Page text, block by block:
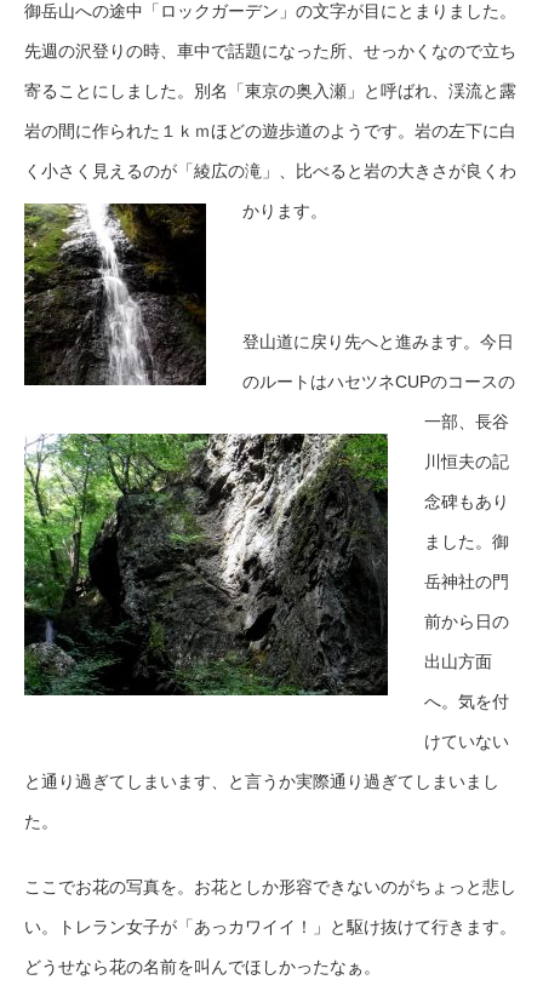
御岳山への途中「ロックガーデン」の文字が目にとまりました。
先週の沢登りの時、車中で話題になった所、せっかくなので立ち
寄ることにしました。別名「東京の奥入瀬」と呼ばれ、渓流と露
岩の間に作られた１ｋｍほどの遊歩道のようです。岩の左下に白
く小さく見えるのが「綾広の滝」、比べると岩の大きさが良くわ
かります。
登山道に戻り先へと進みます。今日
のルートはハセツネCUPのコースの
一部、長谷
川恒夫の記
念碑もあり
ました。御
岳神社の門
前から日の
出山方面
へ。気を付
けていない
と通り過ぎてしまいます、と言うか実際通り過ぎてしまいまし
た。
ここでお花の写真を。お花としか形容できないのがちょっと悲し
い。トレラン女子が「あっカワイイ！」と駆け抜けて行きます。
どうせなら花の名前を叫んでほしかったなぁ。